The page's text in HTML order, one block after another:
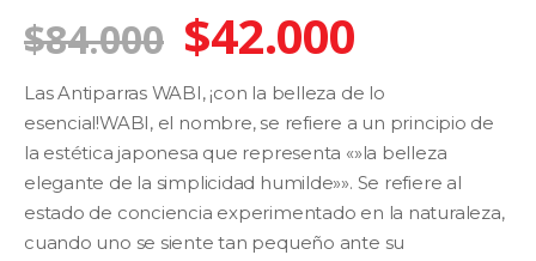
$84.000 El
precio
original
era:
$84.000.
$42.000
precio
actual
es:
Las Antiparras WABI, ¡con la belleza de lo
esencial!WABI, el nombre, se refiere a un principio de
la estética japonesa que representa «»la belleza
elegante de la simplicidad humilde»». Se refiere al
estado de conciencia experimentado en la naturaleza,
cuando uno se siente tan pequeño ante su